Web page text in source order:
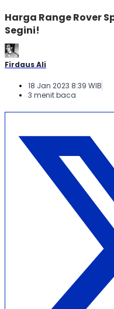
Harga Range Rover
Segini!
Firdaus Ali
18 Jan 2023 8:39 WIB
3 menit baca